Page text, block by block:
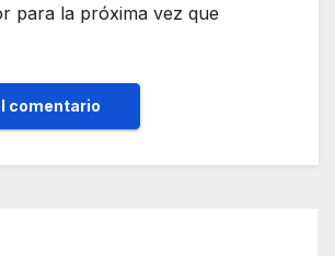
para la próxima vez que